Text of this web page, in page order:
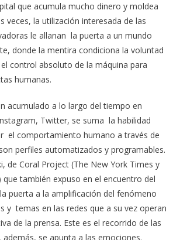
que acumula mucho dinero y moldea
veces, la utilización interesada de las
le allanan la puerta a un mundo
donde la mentira condiciona la voluntad
control absoluto de la máquina para
humanas.
acumulado a lo largo del tiempo en
Twitter, se suma la habilidad
el comportamiento humano a través de
perfiles automatizados y programables.
de Coral Project (The New York Times y
también expuso en el encuentro del
puerta a la amplificación del fenómeno
y temas en las redes que a su vez operan
de la prensa. Este es el recorrido de las
se apunta a las emociones.